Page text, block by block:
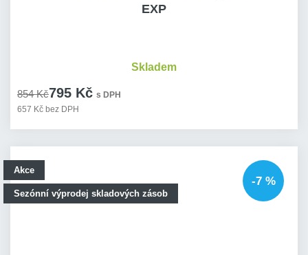
EXP
854 Kč795 Kč s DPH
657 Kč bez DPH
Skladem
Akce
Sezónní výprodej skladových zásob
-7 %